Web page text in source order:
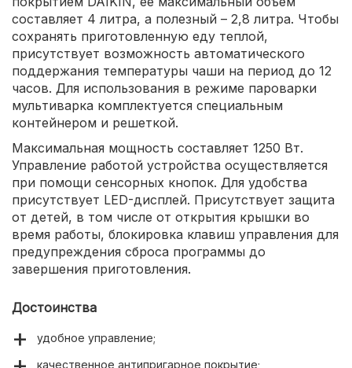
составляет 4 литра, а полезный – 2,8 литра. Чтобы
сохранять приготовленную еду теплой,
присутствует возможность автоматического
поддержания температуры чаши на период до 12
часов. Для использования в режиме пароварки
мультиварка комплектуется специальным
контейнером и решеткой.
Максимальная мощность составляет 1250 Вт.
Управление работой устройства осуществляется
при помощи сенсорных кнопок. Для удобства
присутствует LED-дисплей. Присутствует защита
от детей, в том числе от открытия крышки во
время работы, блокировка клавиш управления для
предупреждения сброса программы до
завершения приготовления.
Достоинства
удобное управление;
качественное антипригарное покрытие;